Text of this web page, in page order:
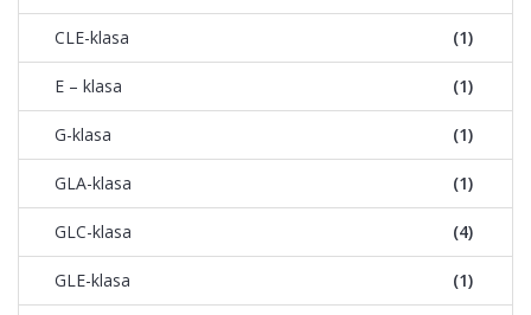
CLE-klasa (1)
E – klasa (1)
G-klasa (1)
GLA-klasa (1)
GLC-klasa (4)
GLE-klasa (1)